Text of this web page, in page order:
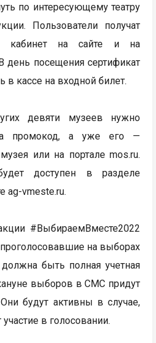
по интересующему театру
Пользователи получат
кабинет на сайте и на
день посещения сертификат
в кассе на входной билет.
девяти музеев нужно
промокод, а уже его —
или на портале mos.ru.
доступен в разделе
ag-vmeste.ru.
#ВыбираемВместе2022
на выборах
быть полная учетная
выборов в СМС придут
будут активны в случае,
в голосовании.